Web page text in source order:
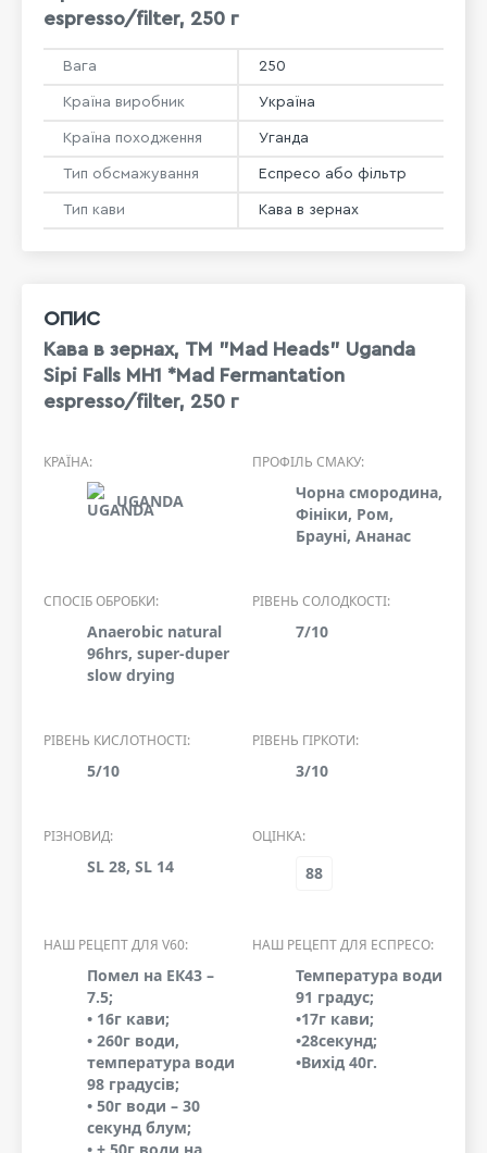
ОПИС
Кава в зернах, ТМ "Mad Heads" Uganda
Sipi Falls MH1 *Mad Fermantation
espresso/filter, 250 г
КРАЇНА:
UGANDA
ПРОФІЛЬ СМАКУ:
Чорна сморoдина,
Фініки, Ром,
Брауні, Ананас
СПОСІБ ОБРОБКИ:
Anaerobic natural
96hrs, super-duper
slow drying
РІВЕНЬ СОЛОДКОСТІ:
7/10
РІВЕНЬ КИСЛОТНОСТІ:
5/10
РІВЕНЬ ГІРКОТИ:
3/10
РІЗНОВИД:
SL 28, SL 14
ОЦІНКА:
88
НАШ РЕЦЕПТ ДЛЯ V60:
Помел на ЕК43 –
7.5;
• 16г кави;
• 260г води,
температура води
98 градусів;
• 50г води – 30
секунд блум;
НАШ РЕЦЕПТ ДЛЯ ЕСПРЕСО:
Температура води
91 градус;
•17г кави;
•28секунд;
•Вихід 40г.
espresso/filter, 250 г
Вага 250
Країна виробник Україна
Країна походження Уганда
Тип обсмажування Еспресо або фільтр
Тип кави Кава в зернах